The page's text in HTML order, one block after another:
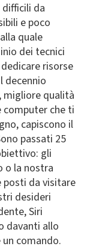
da
e poco
quale
dei tecnici
risorse
decennio
migliore qualità
computer che ti
capiscono il
passati 25
gli
o la nostra
posti da visitare
desideri
Siri
davanti allo
comando.